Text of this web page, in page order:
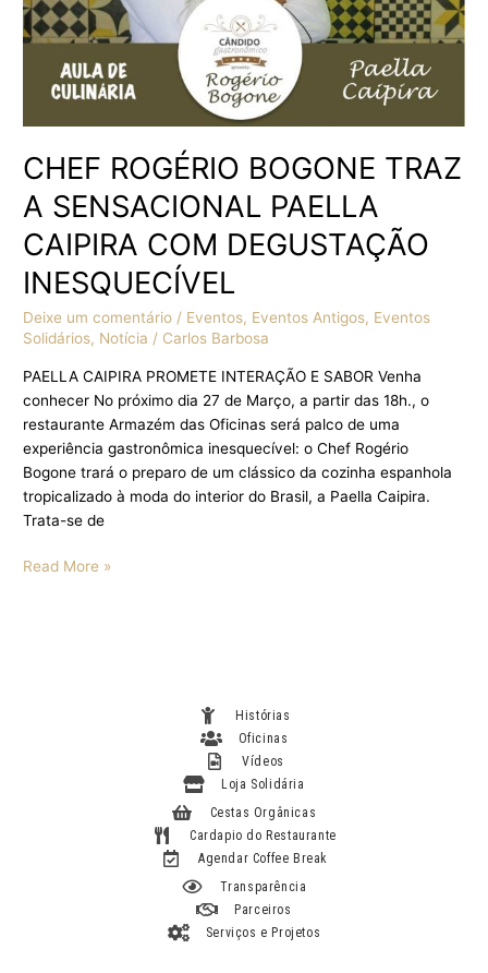
CHEF ROGÉRIO BOGONE TRAZ
A SENSACIONAL PAELLA
CAIPIRA COM DEGUSTAÇÃO
INESQUECÍVEL
Deixe um comentário / Eventos, Eventos Antigos, Eventos
Solidários, Notícia / Carlos Barbosa
PAELLA CAIPIRA PROMETE INTERAÇÃO E SABOR Venha
conhecer No próximo dia 27 de Março, a partir das 18h., o
restaurante Armazém das Oficinas será palco de uma
experiência gastronômica inesquecível: o Chef Rogério
Bogone trará o preparo de um clássico da cozinha espanhola
tropicalizado à moda do interior do Brasil, a Paella Caipira.
Trata-se de
DEGUSTAÇÃO
INESQUECÍVEL
Read More »
Histórias
Oficinas
Vídeos
Loja Solidária
Cestas Orgânicas
Cardapio do Restaurante
Agendar Coffee Break
Transparência
Parceiros
Serviços e Projetos